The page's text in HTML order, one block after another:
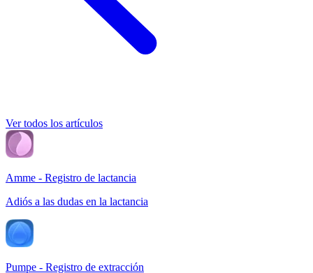
Ver todos los artículos
Amme - Registro de lactancia
Adiós a las dudas en la lactancia
Pumpe - Registro de extracción